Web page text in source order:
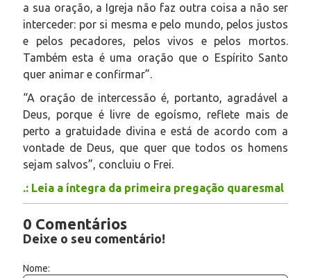
a sua oração, a Igreja não faz outra coisa a não ser
interceder: por si mesma e pelo mundo, pelos justos
e pelos pecadores, pelos vivos e pelos mortos.
Também esta é uma oração que o Espírito Santo
quer animar e confirmar”.
“A oração de intercessão é, portanto, agradável a
Deus, porque é livre de egoísmo, reflete mais de
perto a gratuidade divina e está de acordo com a
vontade de Deus, que quer que todos os homens
sejam salvos”, concluiu o Frei.
.: Leia a íntegra da primeira pregação quaresmal
0 Comentários
Deixe o seu comentário!
Nome: